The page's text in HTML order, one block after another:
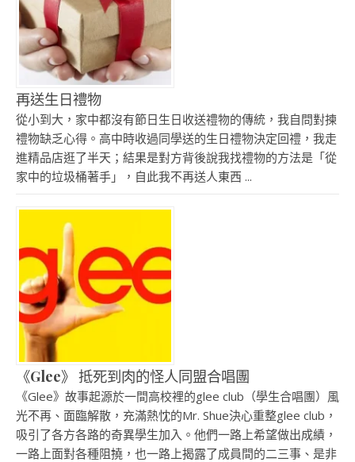
再送生日禮物
從小到大，家中都沒有節日生日收送禮物的傳統，我自問對揀
禮物缺乏心得。高中時收過同學送的生日禮物決定回禮，我走
進精品店逛了半天；結果是對方背後說我找禮物的方法是「從
家中的垃圾桶著手」，自此我不再送人東西 ...
《Glee》 抵死到肉的怪人同盟合唱團
《Glee》故事起源於一間高校裡的glee club（學生合唱團）風
光不再、面臨解散，充滿熱忱的Mr. Shue決心重整glee club，
吸引了各方各路的奇異學生加入。他們一路上希望做出成績，
一路上面對各種阻撓，也一路上揭露了成員間的二三事、是非